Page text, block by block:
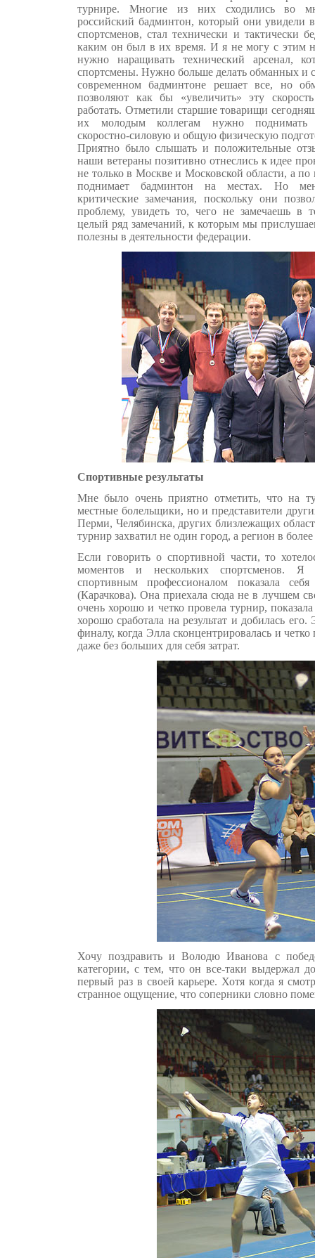
турнире. Многие из них сходились во
российский бадминтон, который они увидели
спортсменов, стал технически и тактически
каким он был в их время. И я не могу с этим
нужно наращивать технический арсенал,
спортсмены. Нужно больше делать обманных и
современном бадминтоне решает все, но
позволяют как бы «увеличить» эту
работать. Отметили старшие товарищи
их молодым коллегам нужно поднимать
скоростно-силовую и общую физическую
Приятно было слышать и положительные
наши ветераны позитивно отнеслись к идее
не только в Москве и Московской области, а по
поднимает бадминтон на местах. Но
критические замечания, поскольку они
проблему, увидеть то, чего не замечаешь в
целый ряд замечаний, к которым мы
полезны в деятельности федерации.
Спортивные результаты
Мне было очень приятно отметить, что на
местные болельщики, но и представители
Перми, Челябинска, других близлежащих
турнир захватил не один город, а регион в
Если говорить о спортивной части, то
моментов и нескольких спортсменов. Я
спортивным профессионалом показала
(Карачкова). Она приехала сюда не в лучшем
очень хорошо и четко провела турнир,
хорошо сработала на результат и добилась
финалу, когда Элла сконцентрировалась и
даже без больших для себя затрат.
Хочу поздравить и Володю Иванова с
категории, с тем, что он все-таки выдержал
первый раз в своей карьере. Хотя когда я
странное ощущение, что соперники словно